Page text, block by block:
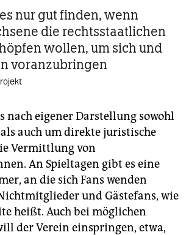
nur gut finden, wenn
die rechtsstaatlichen
wollen, um sich und
voranzubringen
nach eigener Darstellung sowohl
auch um direkte juristische
Vermittlung von
An Spieltagen gibt es eine
an die sich Fans wenden
und Gästefans, wie
heißt. Auch bei möglichen
der Verein einspringen, etwa,